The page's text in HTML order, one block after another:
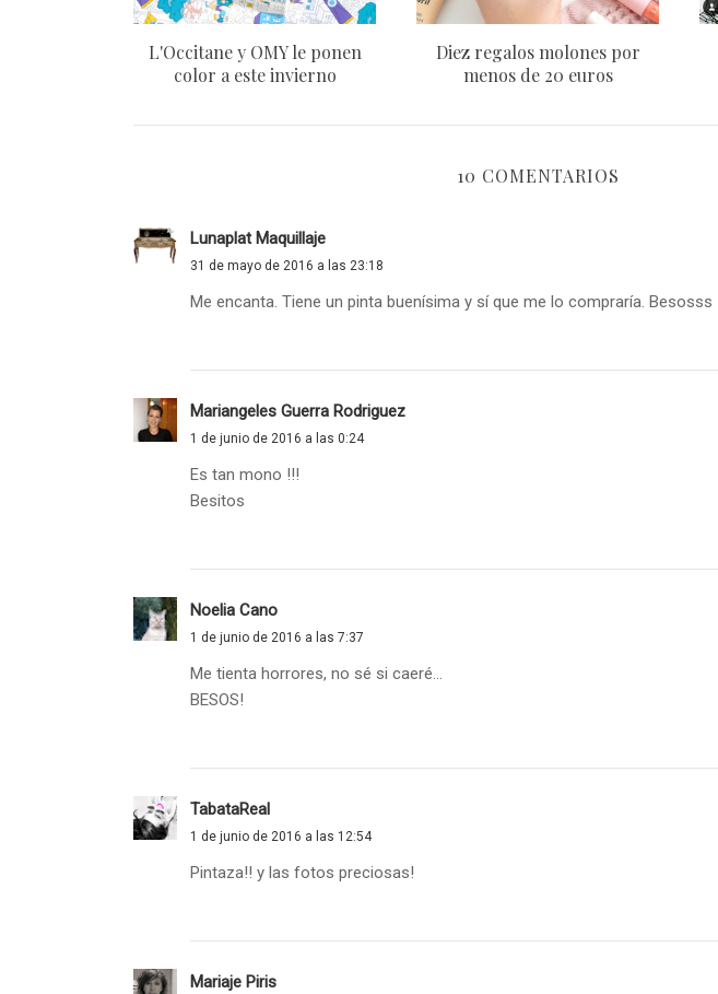
L'Occitane y OMY le ponen
color a este invierno
Diez regalos molones por
menos de 20 euros
10 COMENTARIOS
Lunaplat Maquillaje
31 de mayo de 2016 a las 23:18
Me encanta. Tiene un pinta buenísima y sí que me lo compraría. Besosss
Mariangeles Guerra Rodriguez
1 de junio de 2016 a las 0:24
Es tan mono !!!
Besitos
Noelia Cano
1 de junio de 2016 a las 7:37
Me tienta horrores, no sé si caeré...
BESOS!
TabataReal
1 de junio de 2016 a las 12:54
Pintaza!! y las fotos preciosas!
Mariaje Piris